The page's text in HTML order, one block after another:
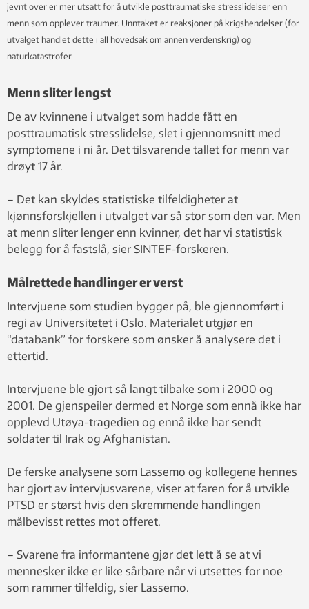
jevnt over er mer utsatt for å utvikle posttraumatiske stresslidelser enn
menn som opplever traumer. Unntaket er reaksjoner på krigshendelser (for
utvalget handlet dette i all hovedsak om annen verdenskrig) og
naturkatastrofer.
Menn sliter lengst
De av kvinnene i utvalget som hadde fått en
posttraumatisk stresslidelse, slet i gjennomsnitt med
symptomene i ni år. Det tilsvarende tallet for menn var
drøyt 17 år.
– Det kan skyldes statistiske tilfeldigheter at
kjønnsforskjellen i utvalget var så stor som den var. Men
at menn sliter lenger enn kvinner, det har vi statistisk
belegg for å fastslå, sier SINTEF-forskeren.
Målrettede handlinger er verst
Intervjuene som studien bygger på, ble gjennomført i
regi av Universitetet i Oslo. Materialet utgjør en
“databank” for forskere som ønsker å analysere det i
ettertid.
Intervjuene ble gjort så langt tilbake som i 2000 og
2001. De gjenspeiler dermed et Norge som ennå ikke har
opplevd Utøya-tragedien og ennå ikke har sendt
soldater til Irak og Afghanistan.
De ferske analysene som Lassemo og kollegene hennes
har gjort av intervjusvarene, viser at faren for å utvikle
PTSD er størst hvis den skremmende handlingen
målbevisst rettes mot offeret.
– Svarene fra informantene gjør det lett å se at vi
mennesker ikke er like sårbare når vi utsettes for noe
som rammer tilfeldig, sier Lassemo.